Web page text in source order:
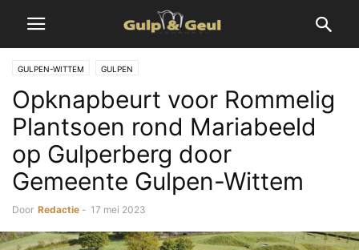
GULPEN-WITTEM GULPEN
Opknapbeurt voor Rommelig
Plantsoen rond Mariabeeld
op Gulperberg door
Gemeente Gulpen-Wittem
Door Redactie - 17 mei 2023